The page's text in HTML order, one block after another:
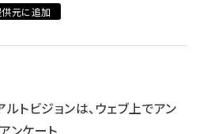
元に追加
トビジョンは、ウェブ上でアン
ンケート